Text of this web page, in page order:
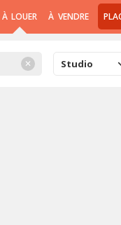
À LOUER À VENDRE
✕ Studio